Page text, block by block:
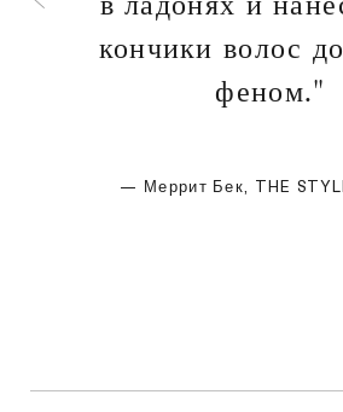
в ладонях и
кончики волос
феном."
— Меррит Бек, THE